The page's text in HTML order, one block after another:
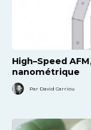
High–Speed
nanométrique
Par David Carriou